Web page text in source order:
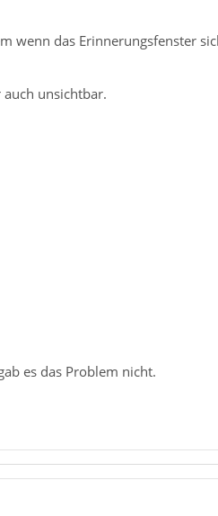
wenn das Erinnerungsfenster
unsichtbar.
es das Problem nicht.